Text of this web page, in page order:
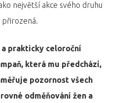
největší akce svého druhu
přirozená.
a prakticky celoroční
která mu předchází,
pozornost všech
odměňování žen a